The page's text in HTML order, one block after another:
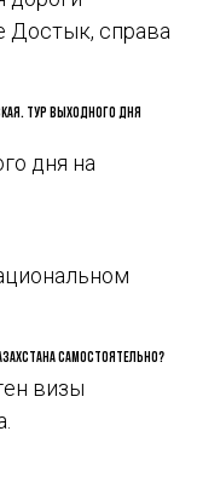
Достык, справа
Тур выходного дня
дня на
самостоятельно?
визы